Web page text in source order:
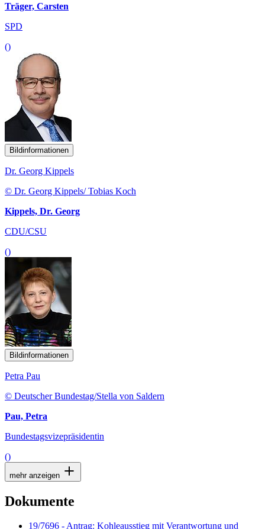
Träger, Carsten
SPD
()
Bildinformationen
Dr. Georg Kippels
© Dr. Georg Kippels/ Tobias Koch
Kippels, Dr. Georg
CDU/CSU
()
Bildinformationen
Petra Pau
© Deutscher Bundestag/Stella von Saldern
Pau, Petra
Bundestagsvizepräsidentin
()
mehr anzeigen
Dokumente
19/7696 - Antrag: Kohleausstieg mit Verantwortung und